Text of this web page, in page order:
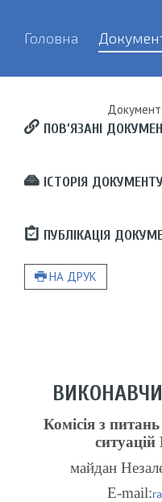
Головна
Документ
ПОВ’ЯЗАНІ
ІСТОРІЯ ДОКУМЕНТУ
ПУБЛІКАЦІЯ
НА ДРУК
Комісія з
ситуацій
майдан
Е-mail: